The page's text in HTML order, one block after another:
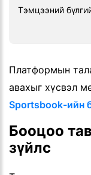
Тэмцээний
Платформын
авахыг хүсвэл
Sportsbook-ийн
Бооцоо
зүйлс